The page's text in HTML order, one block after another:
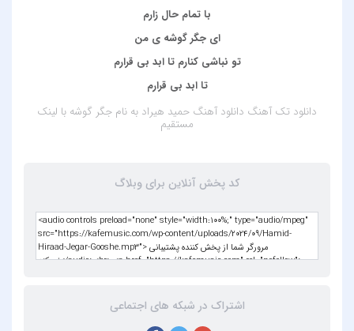
با تمام حال زارم
ای جگر گوشه ی من
تو نباشی کنارم تا ابد بی قرارم
تا ابد بی قرارم
دانلود تک آهنگدانلود آهنگ حمید هیراد به نام جگر گوشهبا لینک
مستقیم
کد پخش آنلاین برای وبلاگ
اشتراک در شبکه های اجتماعی